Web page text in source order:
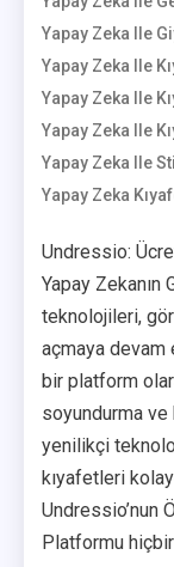
Yapay Zeka Ile
Yapay Zeka Ile
Yapay Zeka Ile
Yapay Zeka Ile
Yapay Zeka Ile
Yapay Zeka
Undressio:
Yapay
teknolojileri,
açmaya
bir platform
soyundurma ve
yenilikçi
kıyafetleri
Undressio’nun
Platformu